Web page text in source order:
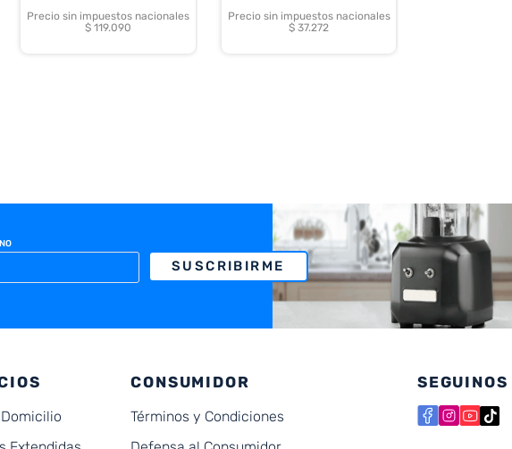
Precio sin impuestos nacionales
$ 119.090
Precio sin impuestos nacionales
$ 37.272
SUSCRIBIRME
CONSUMIDOR
Términos y Condiciones
SEGUINOS